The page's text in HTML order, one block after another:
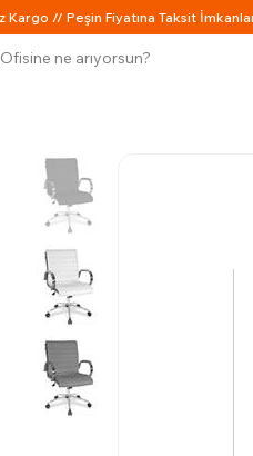
Ofisine ne arıyorsun?